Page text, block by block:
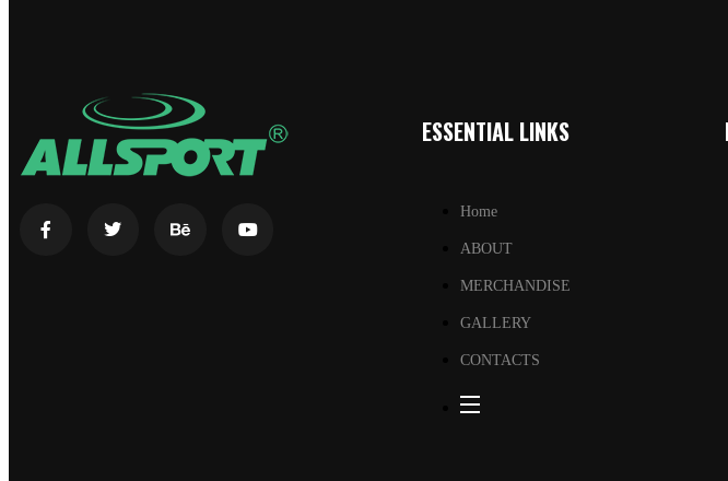
ESSENTIAL LINKS
Home
ABOUT
MERCHANDISE
GALLERY
CONTACTS